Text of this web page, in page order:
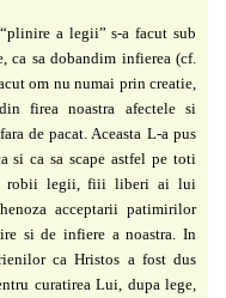
a legii” s-a facut sub
ca sa dobandim infierea (cf.
om nu numai prin creatie,
din fireanoastra afectele si
de pacat. Aceasta L-a pus
si ca sa scape astfel pe toti
robii legii, fiii liberi ai lui
acceptarii patimirilor
si de infiere a noastra. In
ca Hristos a fost dus
curatirea Lui, dupa lege,